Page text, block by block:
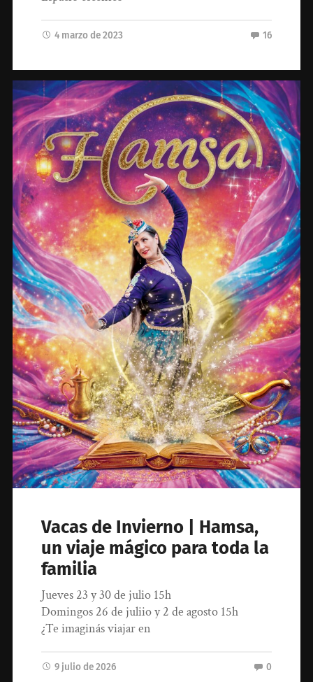
4 marzo de 2023 16
Vacas de Invierno | Hamsa,
un viaje mágico para toda la
familia
Jueves 23 y 30 de julio 15h
Domingos 26 de juliio y 2 de agosto 15h
¿Te imaginás viajar en
9 julio de 2026 0